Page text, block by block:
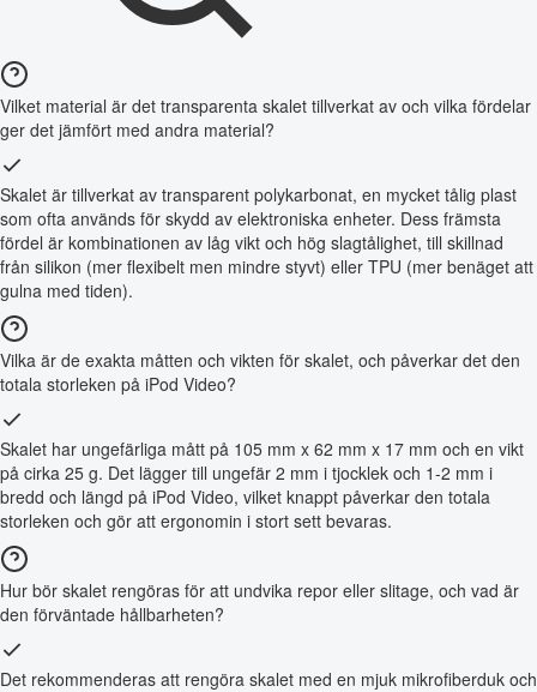
Vilket material är det transparenta skalet tillverkat av och vilka fördelar
ger det jämfört med andra material?
Skalet är tillverkat av transparent polykarbonat, en mycket tålig plast
som ofta används för skydd av elektroniska enheter. Dess främsta
fördel är kombinationen av låg vikt och hög slagtålighet, till skillnad
från silikon (mer flexibelt men mindre styvt) eller TPU (mer benäget att
gulna med tiden).
Vilka är de exakta måtten och vikten för skalet, och påverkar det den
totala storleken på iPod Video?
Skalet har ungefärliga mått på 105 mm x 62 mm x 17 mm och en vikt
på cirka 25 g. Det lägger till ungefär 2 mm i tjocklek och 1-2 mm i
bredd och längd på iPod Video, vilket knappt påverkar den totala
storleken och gör att ergonomin i stort sett bevaras.
Hur bör skalet rengöras för att undvika repor eller slitage, och vad är
den förväntade hållbarheten?
Det rekommenderas att rengöra skalet med en mjuk mikrofiberduk och